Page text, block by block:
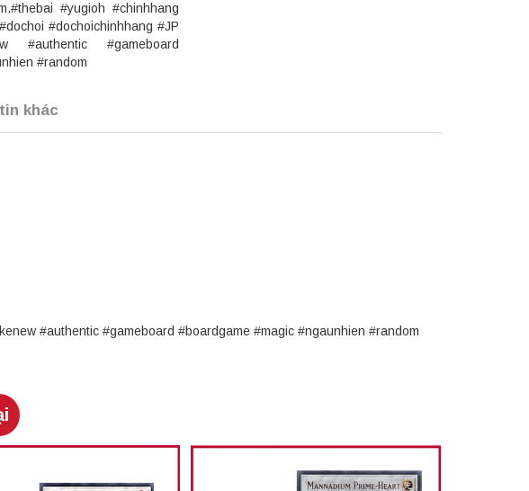
#yugioh #chinhhang
#dochoichinhhang #JP
#authentic #gameboard
#random
khác
#authentic #gameboard #boardgame #magic #ngaunhien #random